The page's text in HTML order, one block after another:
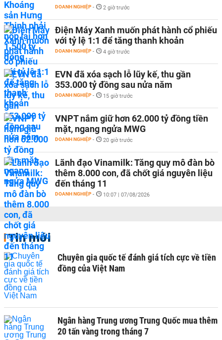
DOANH NGHIỆP - 2 giờ trước
Điện Máy Xanh muốn phát hành cổ phiếu
với tỷ lệ 1:1 để tăng thanh khoản
DOANH NGHIỆP - 4 giờ trước
EVN đã xóa sạch lỗ lũy kế, thu gần
353.000 tỷ đồng sau nửa năm
DOANH NGHIỆP - 15 giờ trước
VNPT nắm giữ hơn 62.000 tỷ đồng tiền
mặt, ngang ngửa MWG
DOANH NGHIỆP - 20 giờ trước
Lãnh đạo Vinamilk: Tăng quy mô đàn bò
thêm 8.000 con, đã chốt giá nguyên liệu
đến tháng 11
DOANH NGHIỆP - 10:07 | 07/08/2026
Tin mới
Chuyên gia quốc tế đánh giá tích cực về tiền
đồng của Việt Nam
Ngân hàng Trung ương Trung Quốc mua thêm
20 tấn vàng trong tháng 7